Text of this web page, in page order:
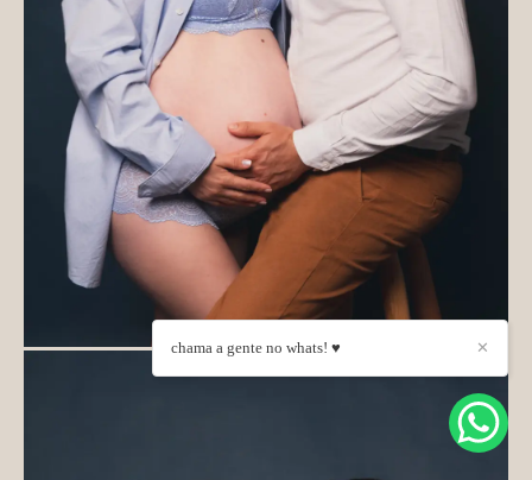
✕
chama a gente no whats! ♥